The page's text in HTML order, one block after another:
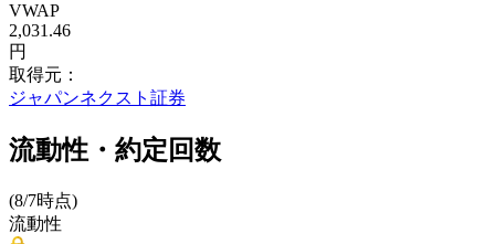
VWAP
2,031.46
円
取得元：
ジャパンネクスト証券
流動性・約定回数
(8/7時点)
流動性